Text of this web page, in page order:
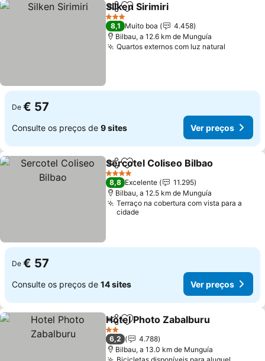
PartilharAdicionar aos favoritos
Silken Sirimiri
3 Estrelas
8,1 Muito boa
4.458
Bilbau, a 12.6 km de Munguía
Quartos externos com luz natural
De € 57
Consulte os preços de 9 sites Ver preços
PartilharAdicionar aos favoritos
Sercotel Coliseo Bilbao
4 Estrelas
8,8 Excelente
11.295
Bilbau, a 12.5 km de Munguía
Terraço na cobertura com vista para a
cidade
De € 57
Consulte os preços de 14 sites Ver preços
PartilharAdicionar aos favoritos
Hotel Photo Zabalburu
2 Estrelas
6,2
4.788
Bilbau, a 13.0 km de Munguía